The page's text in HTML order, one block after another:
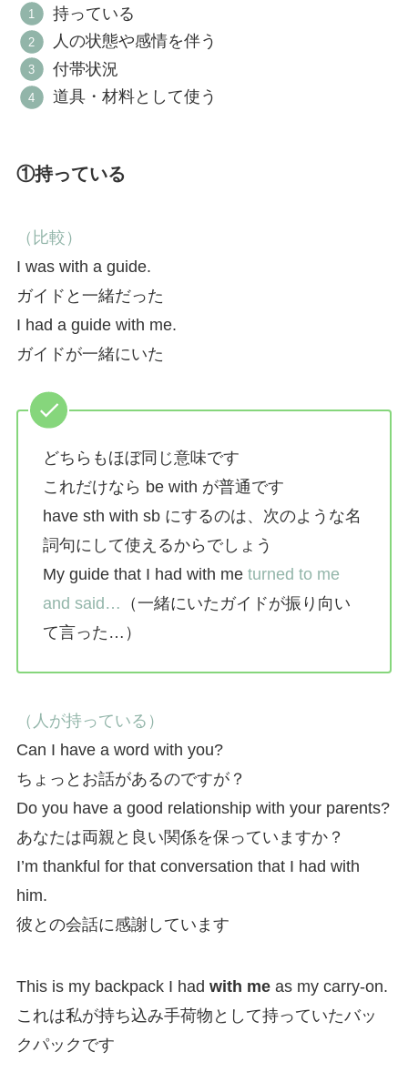
持っている
人の状態や感情を伴う
付帯状況
道具・材料として使う
①持っている
（比較）
I was with a guide.
ガイドと一緒だった
I had a guide with me.
ガイドが一緒にいた
どちらもほぼ同じ意味です
これだけなら be with が普通です
have sth with sb にするのは、次のような名
詞句にして使えるからでしょう
My guide that I had with me turned to me
and said… （一緒にいたガイドが振り向い
て言った…）
（人が持っている）
Can I have a word with you?
ちょっとお話があるのですが？
Do you have a good relationship with your parents?
あなたは両親と良い関係を保っていますか？
I’m thankful for that conversation that I had with
him.
彼との会話に感謝しています
This is my backpack I had with meas my carry-on.
これは私が持ち込み手荷物として持っていたバッ
クパックです